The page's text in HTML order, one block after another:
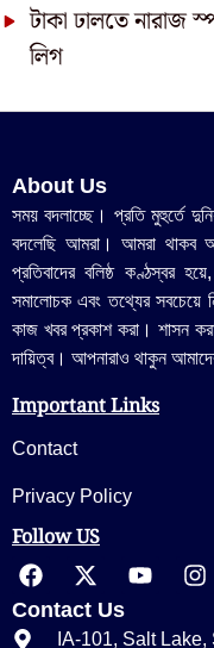
টাকা ঢালতে নারাজ
লিগ
About Us
সময় বদলাচ্ছে। প্রতি মুহুর্তে
বদলেছি আমরা। আমরা থাকব
প্রতিবাদের বলিষ্ঠ কণ্ঠস্বর
সমালোচক এবং তথ্যের সবচেয়ে
কাজ খবর প্রকাশ করা। শাসন
দায়িত্ব। আপনারাও থাকুন
Important Links
Contact
Privacy Policy
Follow US
Contact Us
IA-101, Salt